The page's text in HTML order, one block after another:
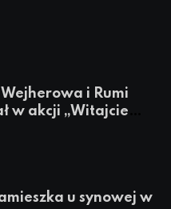
Wejherowa i Rumi
w akcji „Witajcie
u synowej w